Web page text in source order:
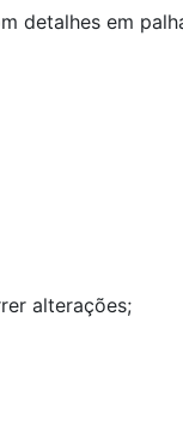
detalhes em
alterações;